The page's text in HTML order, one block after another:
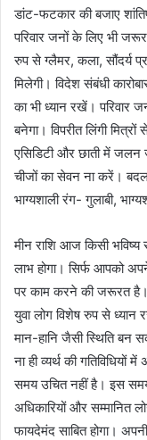
डांट-फटकार की बजाए
परिवार जनों के लिए भी जरूर
रुप से ग्लैमर, कला, सौंदर्य
मिलेगी। विदेश संबंधी
का भी ध्यान रखें। परिवार
बनेगा। विपरीत लिंगी
एसिडिटी और छाती में जलन
चीजों का सेवन ना करें।
भाग्यशाली रंग- गुलाबी,
मीन राशि आज किसी
लाभ होगा। सिर्फ आपको
पर काम करने की जरूरत है।
युवा लोग विशेष रुप से
मान-हानि जैसी स्थिति
ना ही व्यर्थ की
समय उचित नहीं है। इस
अधिकारियों और
फायदेमंद साबित होगा।